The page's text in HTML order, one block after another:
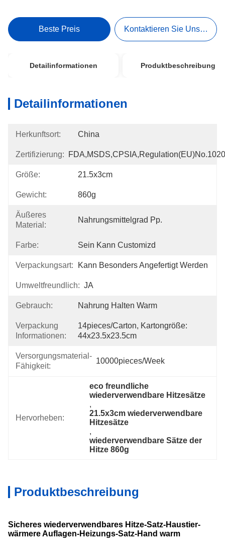
Beste Preis Kontaktieren Sie Uns Jetzt
Detailinformationen Produktbeschreibung
Detailinformationen
Herkunftsort: China
Zertifizierung:
Größe: 21.5x3cm
Gewicht: 860g
Äußeres
Material:
Nahrungsmittelgrad Pp.
Farbe: Sein Kann Customizd
Verpackungsart: Kann Besonders Angefertigt Werden
Umweltfreundlich: JA
Gebrauch: Nahrung Halten Warm
Verpackung
Informationen:
14pieces/carton, Kartongröße:
44x23.5x23.5cm
Versorgungsmaterial-
Fähigkeit:
10000pieces/week
Hervorheben:
eco freundliche
wiederverwendbare Hitzesätze
,
21.5x3cm wiederverwendbare
Hitzesätze
,
wiederverwendbare Sätze der
Hitze 860g
Produktbeschreibung
Sicheres wiederverwendbares Hitze-Satz-Haustier-
wärmere Auflagen-Heizungs-Satz-Hand warm